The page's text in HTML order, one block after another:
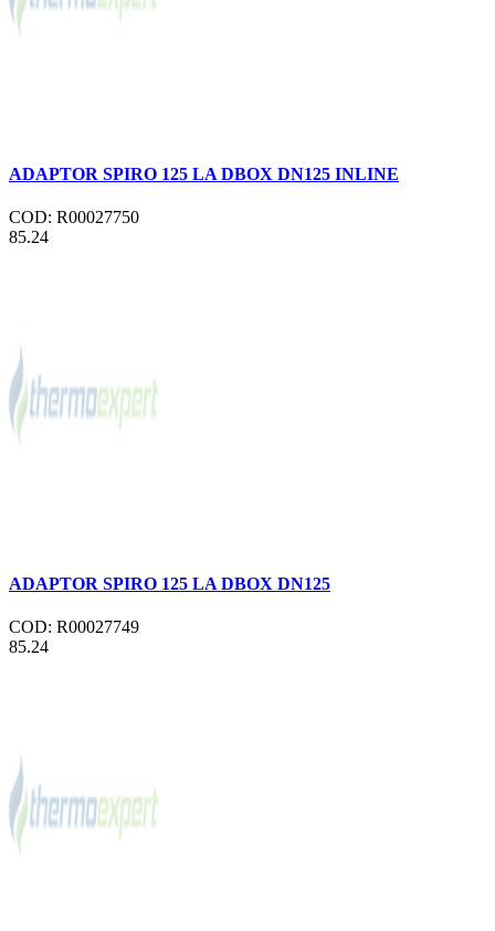
ADAPTOR SPIRO 125 LA DBOX DN125 INLINE
COD: R00027750
85.24
ADAPTOR SPIRO 125 LA DBOX DN125
COD: R00027749
85.24